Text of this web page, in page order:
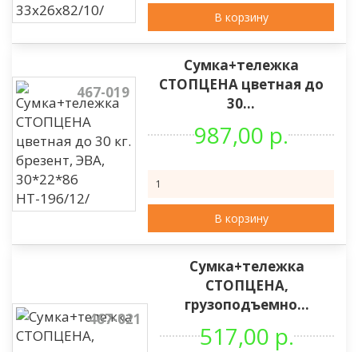
В корзину
467-019
Сумка+тележка
СТОПЦЕНА цветная до
30...
987,00 р.
В корзину
467-021
Сумка+тележка
СТОПЦЕНА,
грузоподъемно...
517,00 р.